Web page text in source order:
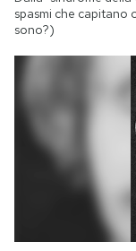
spasmi che capitano
sono?)